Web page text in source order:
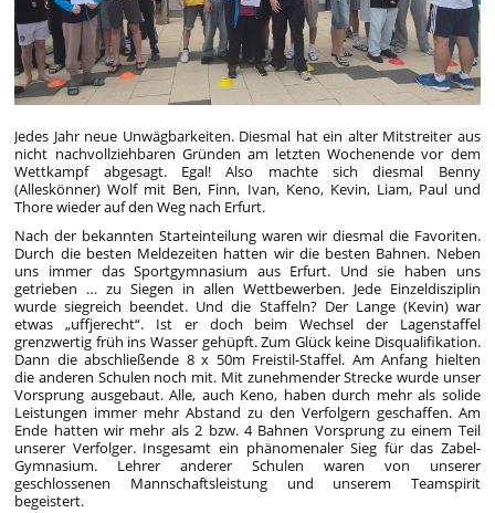
Jedes Jahr neue Unwägbarkeiten. Diesmal hat ein alter Mitstreiter aus
nicht nachvollziehbaren Gründen am letzten Wochenende vor dem
Wettkampf abgesagt. Egal! Also machte sich diesmal Benny
(Alleskönner) Wolf mit Ben, Finn, Ivan, Keno, Kevin, Liam, Paul und
Thore wieder auf den Weg nach Erfurt.
Nach der bekannten Starteinteilung waren wir diesmal die Favoriten.
Durch die besten Meldezeiten hatten wir die besten Bahnen. Neben
uns immer das Sportgymnasium aus Erfurt. Und sie haben uns
getrieben … zu Siegen in allen Wettbewerben. Jede Einzeldisziplin
wurde siegreich beendet. Und die Staffeln? Der Lange (Kevin) war
etwas „uffjerecht“. Ist er doch beim Wechsel der Lagenstaffel
grenzwertig früh ins Wasser gehüpft. Zum Glück keine Disqualifikation.
Dann die abschließende 8 x 50m Freistil-Staffel. Am Anfang hielten
die anderen Schulen noch mit. Mit zunehmender Strecke wurde unser
Vorsprung ausgebaut. Alle, auch Keno, haben durch mehr als solide
Leistungen immer mehr Abstand zu den Verfolgern geschaffen. Am
Ende hatten wir mehr als 2 bzw. 4 Bahnen Vorsprung zu einem Teil
unserer Verfolger. Insgesamt ein phänomenaler Sieg für das Zabel-
Gymnasium. Lehrer anderer Schulen waren von unserer
geschlossenen Mannschaftsleistung und unserem Teamspirit
begeistert.